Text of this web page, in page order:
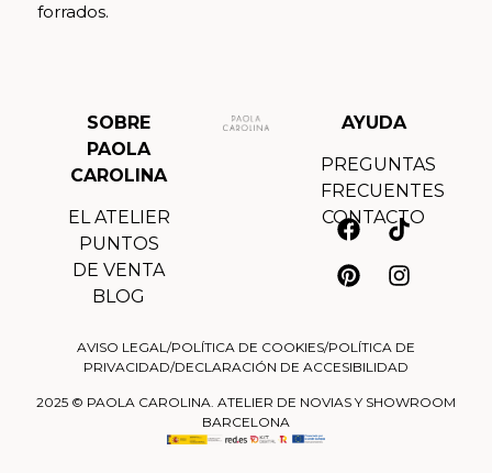
forrados.
SOBRE
PAOLA
CAROLINA
EL ATELIER
PUNTOS
DE VENTA
BLOG
AYUDA
PREGUNTAS
FRECUENTES
CONTACTO
AVISO LEGAL /POLÍTICA DE COOKIES/POLÍTICA DE
PRIVACIDAD/DECLARACIÓN DE ACCESIBILIDAD
2025 © PAOLA CAROLINA. ATELIER DE NOVIAS Y SHOWROOM
BARCELONA